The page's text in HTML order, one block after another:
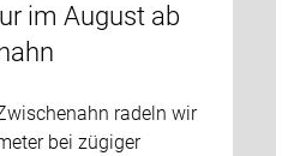
im August ab
radeln wir
bei zügiger